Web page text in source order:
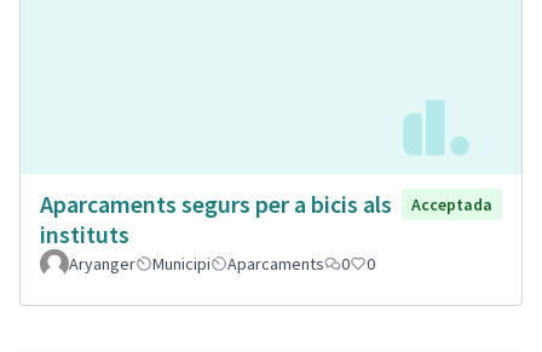
Aparcaments segurs per a bicis als
instituts
Acceptada
Aryanger Municipi Aparcaments 0 0